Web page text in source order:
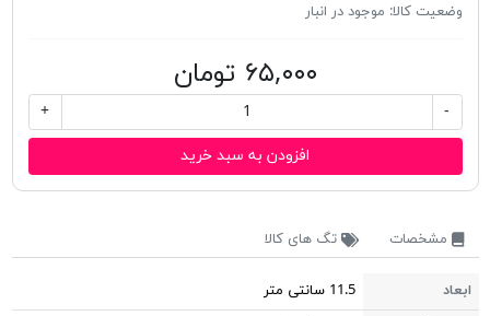
وضعیت کالا: موجود در انبار
۶۵,۰۰۰ تومان
-
+
افزودن به سبد خرید
مشخصات تگ های کالا
ابعاد
11.5 سانتی متر